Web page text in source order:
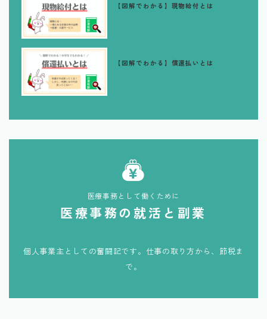
【図解でわかる】現物給付とは
【図解でわかる】償還払いとは
医療事務として働くために
医療事務の就活と副業
個人事業主としての奮闘記です。仕事の取り方から、節税ま
で。